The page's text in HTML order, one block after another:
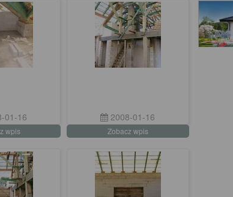
01-16
wpis
2008-01-16
Zobacz wpis